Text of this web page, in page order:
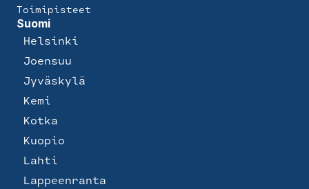
Toimipisteet
Suomi
Helsinki
Joensuu
Jyväskylä
Kemi
Kotka
Kuopio
Lahti
Lappeenranta